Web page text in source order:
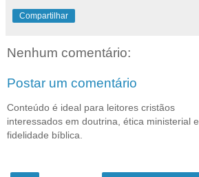
Compartilhar
Nenhum comentário:
Postar um comentário
Conteúdo é ideal para leitores cristãos
interessados em doutrina, ética ministerial e
fidelidade bíblica.